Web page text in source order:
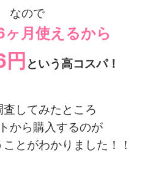
なので
月使えるから
という高コスパ！
してみたところ
から購入するのが
とがわかりました！！